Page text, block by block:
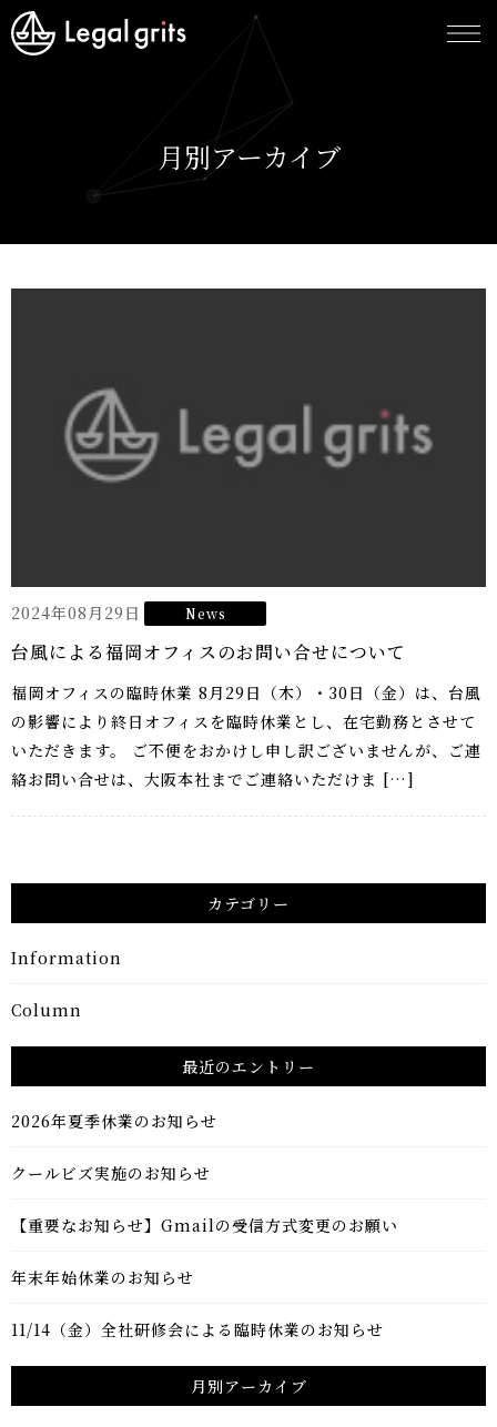
月別アーカイブ
2024年08月29日 News
台風による福岡オフィスのお問い合せについて
福岡オフィスの臨時休業 8月29日（木）・30日（金）は、台風
の影響により終日オフィスを臨時休業とし、在宅勤務とさせて
いただきます。 ご不便をおかけし申し訳ございませんが、ご連
絡お問い合せは、大阪本社までご連絡いただけま […]
カテゴリー
Information
Column
最近のエントリー
2026年夏季休業のお知らせ
クールビズ実施のお知らせ
【重要なお知らせ】Gmailの受信方式変更のお願い
年末年始休業のお知らせ
11/14（金）全社研修会による臨時休業のお知らせ
月別アーカイブ